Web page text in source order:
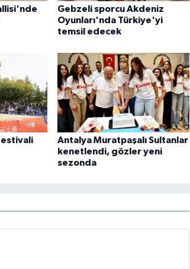
Gebzeli sporcu Akdeniz
Oyunları'nda Türkiye'yi
temsil edecek
Antalya Muratpaşalı Sultanlar
kenetlendi, gözler yeni
sezonda